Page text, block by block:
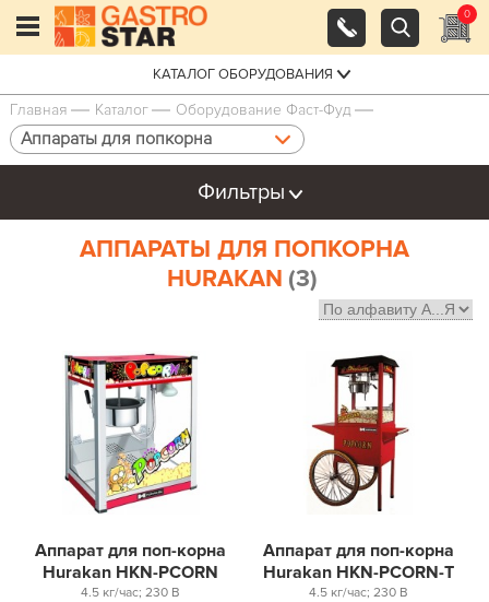
0
КАТАЛОГ ОБОРУДОВАНИЯ
Главная Каталог Оборудование Фаст-Фуд
Аппараты для попкорна
Фильтры
АППАРАТЫ ДЛЯ ПОПКОРНА
HURAKAN (3)
Аппарат для поп-корна
Hurakan HKN-PCORN
4.5 кг/час; 230 В
Аппарат для поп-корна
Hurakan HKN-PCORN-T
4.5 кг/час; 230 В